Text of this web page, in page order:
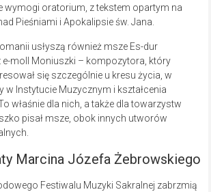
wymogi oratorium, z tekstem opartym na
Pieśniami i Apokalipsie św. Jana.
usłyszą również msze Es-dur
moll Moniuszki – kompozytora, który
się szczególnie u kresu życia, w
w Instytucie Muzycznym i kształcenia
właśnie dla nich, a także dla towarzystw
pisał msze, obok innych utworów
Marcina Józefa Żebrowskiego
Festiwalu Muzyki Sakralnej zabrzmią